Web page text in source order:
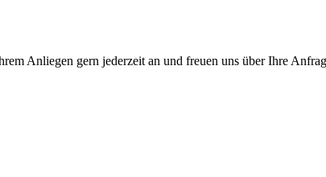
Anliegen gern jederzeit an und freuen uns über Ihre